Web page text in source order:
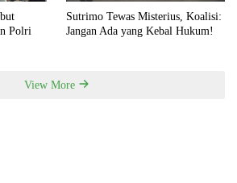
Polri
Sutrimo Tewas Misterius, Koalisi:
Jangan Ada yang Kebal Hukum!
View More